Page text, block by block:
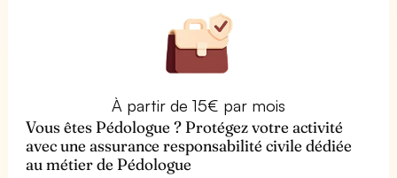
À partir de 15€ par mois
Vous êtes Pédologue ? Protégez votre activité
avec une assurance responsabilité civile dédiée
au métier de Pédologue